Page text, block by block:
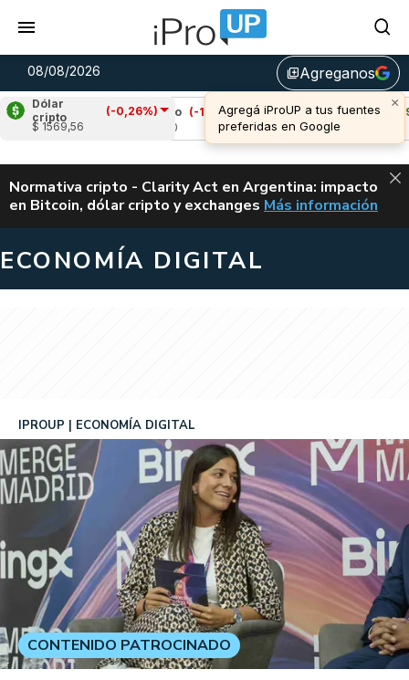
08/08/2026 library_addAgreganos
×
Agregá iProUP a tus fuentes
preferidas en Google
Dólar
cripto
(-0,26%)
$ 1569,56
Cardano
(-1,44%)
Avalanche (2,29%)
u$s 6,52
ALERTA
Normativa cripto - Clarity Act en Argentina: impacto
en Bitcoin, dólar cripto y exchanges CLARITY ACT EN
Más información
ECONOMÍA DIGITAL
IPROUP ECONOMÍA DIGITAL
CONTENIDO PATROCINADO